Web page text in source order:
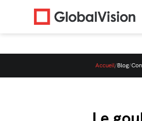
Accueil/Blog/